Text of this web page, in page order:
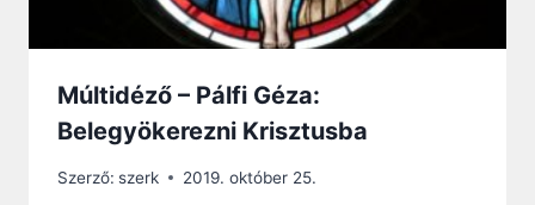
Múltidéző – Pálfi Géza:
Belegyökerezni Krisztusba
Szerző: szerk 2019. október 25.